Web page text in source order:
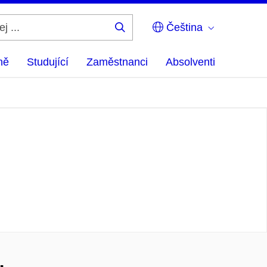
Čeština
Studující Zaměstnanci Absolventi